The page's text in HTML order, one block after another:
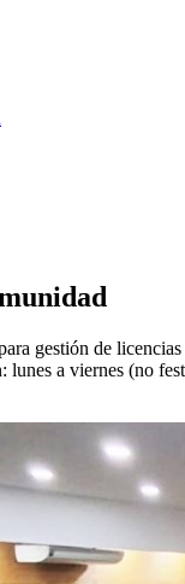
gestión de
a viernes (no